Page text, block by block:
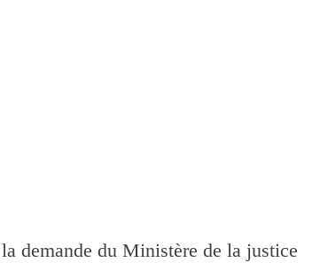
demande du Ministère de la justice